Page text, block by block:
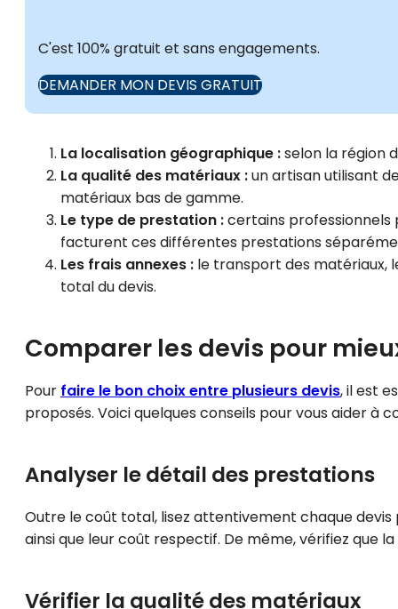
C'est 100% gratuit et sans engagements.
DEMANDER MON DEVIS GRATUIT
La localisation géographique :selon la région
La qualité des matériaux :un artisan utilisant
matériaux bas de gamme.
Le type de prestation :certains professionnels
facturent ces différentes prestations
Les frais annexes : le transport des matériaux,
total du devis.
Comparer les devis pour
Pour faire le bon choix entre plusieurs devis, il est
proposés. Voici quelques conseils pour vous aider à
Analyser le détail des prestations
Outre le coût total, lisez attentivement chaque
ainsi que leur coût respectif. De même, vérifiez que la
Vérifier la qualité des matériaux